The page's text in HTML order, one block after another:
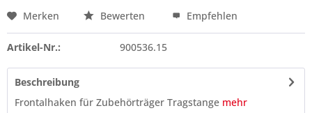
Preis anfragen
Merken Bewerten Empfehlen
Artikel-Nr.: 900536.15
Beschreibung
Frontalhaken für Zubehörträger Tragstange mehr